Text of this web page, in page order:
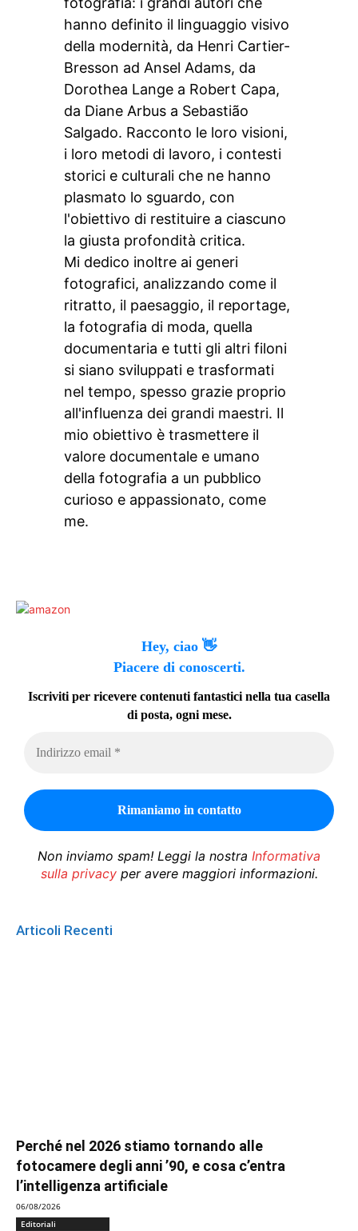
hanno definito il linguaggio visivo
della modernità, da Henri Cartier-
Bresson ad Ansel Adams, da
Dorothea Lange a Robert Capa,
da Diane Arbus a Sebastião
Salgado. Racconto le loro visioni,
i loro metodi di lavoro, i contesti
storici e culturali che ne hanno
plasmato lo sguardo, con
l'obiettivo di restituire a ciascuno
la giusta profondità critica.
Mi dedico inoltre ai generi
fotografici, analizzando come il
ritratto, il paesaggio, il reportage,
la fotografia di moda, quella
documentaria e tutti gli altri filoni
si siano sviluppati e trasformati
nel tempo, spesso grazie proprio
all'influenza dei grandi maestri. Il
mio obiettivo è trasmettere il
valore documentale e umano
della fotografia a un pubblico
curioso e appassionato, come
me.
Hey, ciao 👋
Piacere di conoscerti.
Iscriviti per ricevere contenuti fantastici nella tua casella
di posta, ogni mese.
Non inviamo spam! Leggi la nostra Informativa
sulla privacyper avere maggiori informazioni.
Articoli Recenti
Perché nel 2026 stiamo tornando alle
fotocamere degli anni ’90, e cosa c’entra
l’intelligenza artificiale
06/08/2026
Editoriali